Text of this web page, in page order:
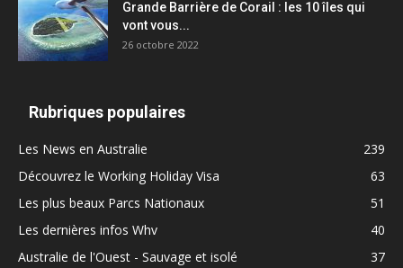
Grande Barrière de Corail : les 10 îles qui
vont vous...
26 octobre 2022
Rubriques populaires
Les News en Australie
239
Découvrez le Working Holiday Visa
63
Les plus beaux Parcs Nationaux
51
Les dernières infos Whv
40
Australie de l'Ouest - Sauvage et isolé
37